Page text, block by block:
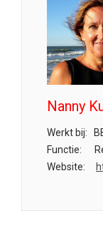
Nanny
Werkt bij:
Functie:
Website: